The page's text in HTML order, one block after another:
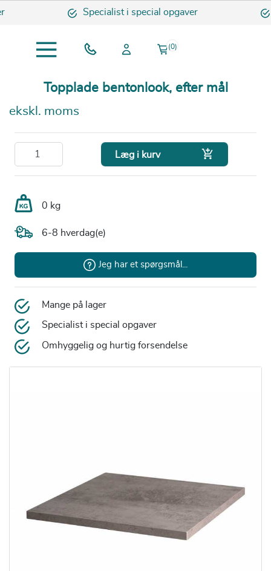
Specialist i special opgaver
(0)
Topplade bentonlook, efter mål
ekskl. moms
Læg i kurv 
0 kg
6-8 hverdag(e)
Jeg har et spørgsmål...
Mange på lager
Specialist i special opgaver
Omhyggelig og hurtig forsendelse